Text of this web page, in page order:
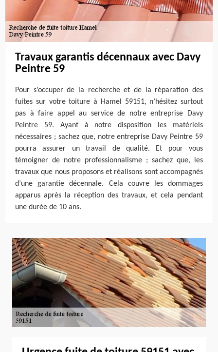
Travaux garantis décennaux avec Davy
Peintre 59
Pour s’occuper de la recherche et de la réparation des
fuites sur votre toiture à Hamel 59151, n’hésitez surtout
pas à faire appel au service de notre entreprise Davy
Peintre 59. Ayant à notre disposition les matériels
nécessaires ; sachez que, notre entreprise Davy Peintre 59
pourra assurer un travail de qualité. Et pour vous
témoigner de notre professionnalisme ; sachez que, les
travaux que nous proposons et réalisons sont accompagnés
d’une garantie décennale. Cela couvre les dommages
apparus après la réception des travaux, et cela pendant
une durée de 10 ans.